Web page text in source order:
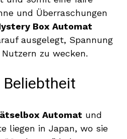
und Überraschungen
Box Automat
ausgelegt, Spannung
zu wecken.
Automat und
liegen in Japan, wo sie